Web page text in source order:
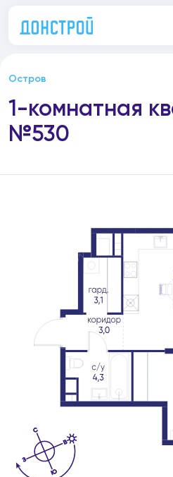
Остров
1-комнатная
№530